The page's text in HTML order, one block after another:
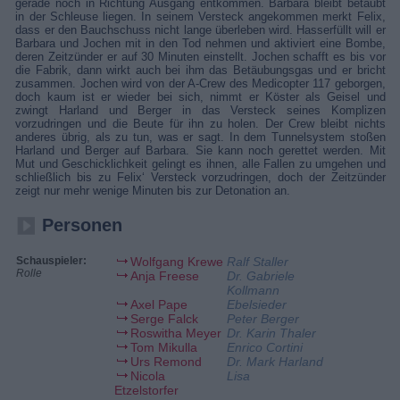
gerade noch in Richtung Ausgang entkommen. Barbara bleibt betäubt
in der Schleuse liegen. In seinem Versteck angekommen merkt Felix,
dass er den Bauchschuss nicht lange überleben wird. Hasserfüllt will er
Barbara und Jochen mit in den Tod nehmen und aktiviert eine Bombe,
deren Zeitzünder er auf 30 Minuten einstellt. Jochen schafft es bis vor
die Fabrik, dann wirkt auch bei ihm das Betäubungsgas und er bricht
zusammen. Jochen wird von der A-Crew des Medicopter 117 geborgen,
doch kaum ist er wieder bei sich, nimmt er Köster als Geisel und
zwingt Harland und Berger in das Versteck seines Komplizen
vorzudringen und die Beute für ihn zu holen. Der Crew bleibt nichts
anderes übrig, als zu tun, was er sagt. In dem Tunnelsystem stoßen
Harland und Berger auf Barbara. Sie kann noch gerettet werden. Mit
Mut und Geschicklichkeit gelingt es ihnen, alle Fallen zu umgehen und
schließlich bis zu Felix‘ Versteck vorzudringen, doch der Zeitzünder
zeigt nur mehr wenige Minuten bis zur Detonation an.
Personen
Schauspieler:
Rolle
Wolfgang Krewe Ralf Staller
Anja Freese
Dr. Gabriele
Kollmann
Axel Pape
Ebelsieder
Serge Falck
Peter Berger
Roswitha Meyer Dr. Karin Thaler
Tom Mikulla
Enrico Cortini
Urs Remond
Dr. Mark Harland
Nicola
Etzelstorfer
Lisa